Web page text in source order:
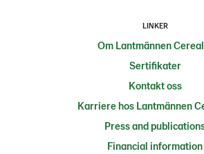
LINKER
Om Lantmännen
Sertifikater
Kontakt oss
Karriere hos Lantmännen
Press and
Financial information